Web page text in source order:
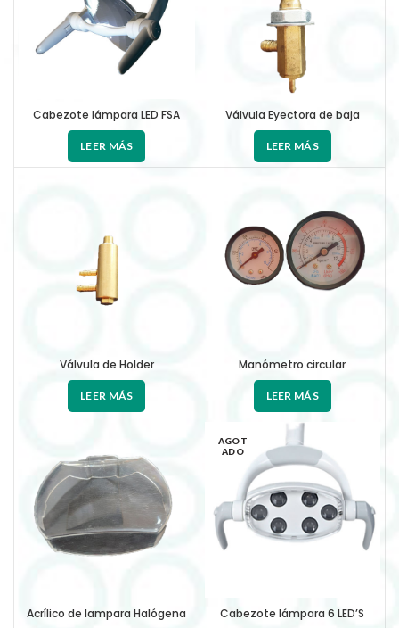
Cabezote lámpara LED FSA
LEER MÁS
Válvula Eyectora de baja
LEER MÁS
Válvula de Holder
LEER MÁS
Manómetro circular
LEER MÁS
Acrílico de lampara Halógena
AGOT
ADO
Cabezote lámpara 6 LED’S